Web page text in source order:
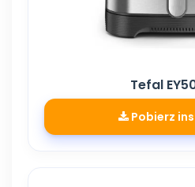
Tefal
Pobierz